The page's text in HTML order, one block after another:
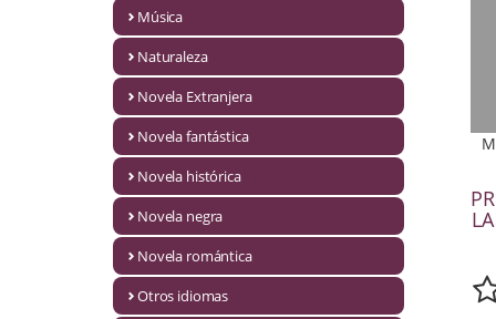
Literatura hispanoamericana
Mafia y espionaje
Música
Naturaleza
Novela Extranjera
Novela fantástica
Novela histórica
Novela negra
Novela romántica
Otros idiomas